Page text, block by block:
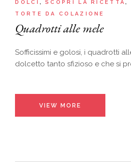
DOLCI
SCOPRI LA RICETTA
TORTE DA COLAZIONE
Quadrotti alle mele
Sofficissimi e golosi, i quadrotti
dolcetto tanto sfizioso e che si
VIEW MORE